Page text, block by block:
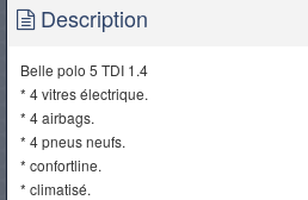
Description
Belle polo 5 TDI 1.4
* 4 vitres électrique.
* 4 airbags.
* 4 pneus neufs.
* confortline.
* climatisé.